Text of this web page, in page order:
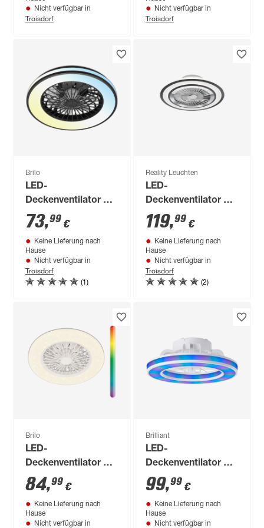
59,5 x 20,5 cm
Nicht verfügbar in
Troisdorf
Ø 45 x 32,3 cm
Nicht verfügbar in
Troisdorf
Brilo
LED-
Deckenventilator mit
Beleuchtung 'Fanti'
dimmbar 5300 lm
warmweiß bis
tageslichtweiß Ø
48,5 x 14,5 cm
73,99 €
Keine Lieferung nach
Hause
Nicht verfügbar in
Troisdorf
(1)
Reality Leuchten
LED-
Deckenventilator mit
Beleuchtung
dimmbar 36 W 5000
lm warmweiß bis
tageslichtweiß Ø 60
x 18,5 cm
119,99 €
Keine Lieferung nach
Hause
Nicht verfügbar in
Troisdorf
(2)
Brilo
LED-
Deckenventilator mit
Beleuchtung
'Tuuletin' dimmbar
tageslichtweiß,
Farbwechsler Ø 48,5
84,99 €
Keine Lieferung nach
Hause
Nicht verfügbar in
Brilliant
LED-
Deckenventilator mit
Beleuchtung
'Mondello' dimmbar
3100 lm warmweiß,
Farbwechsler Ø 41,5
99,99 €
Keine Lieferung nach
Hause
Nicht verfügbar in